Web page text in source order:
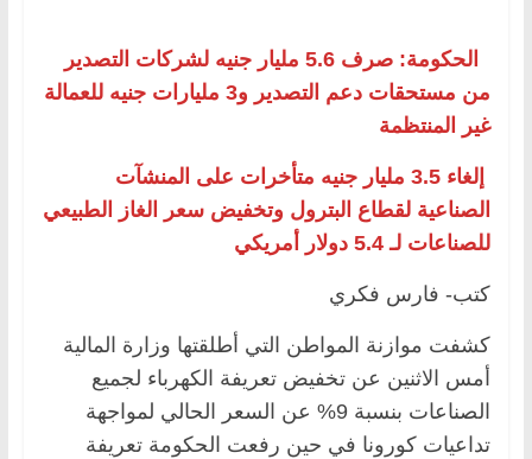
الحكومة: صرف 5.6 مليار جنيه لشركات التصدير
من مستحقات دعم التصدير و3 مليارات جنيه للعمالة
غير المنتظمة
إلغاء 3.5 مليار جنيه متأخرات على المنشآت
الصناعية لقطاع البترول وتخفيض سعر الغاز الطبيعي
للصناعات لـ 5.4 دولار أمريكي
كتب- فارس فكري
كشفت موازنة المواطن التي أطلقتها وزارة المالية
أمس الاثنين عن تخفيض تعريفة الكهرباء لجميع
الصناعات بنسبة 9% عن السعر الحالي لمواجهة
تداعيات كورونا في حين رفعت الحكومة تعريفة